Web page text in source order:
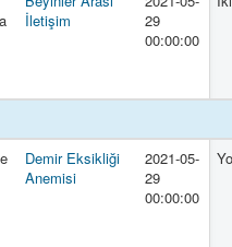
İletişim
29
00:00:00
Demir Eksikliği
Anemisi
2021-05-
29
00:00:00